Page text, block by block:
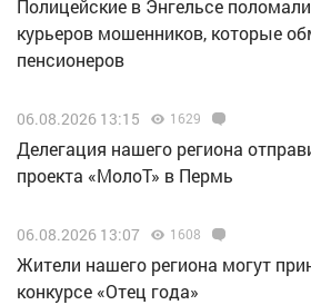
Полицейские в Энгельсе
курьеров мошенников, которые
пенсионеров
06.08.2026 13:15 1629
Делегация нашего региона
проекта «МолоТ» в Пермь
06.08.2026 13:07 1608
Жители нашего региона могут
конкурсе «Отец года»